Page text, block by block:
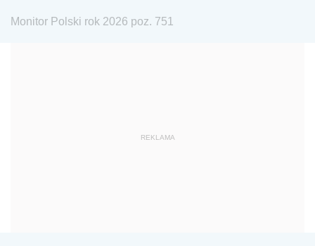
1968
Monitor Polski rok 2026 poz. 751
REKLAMA